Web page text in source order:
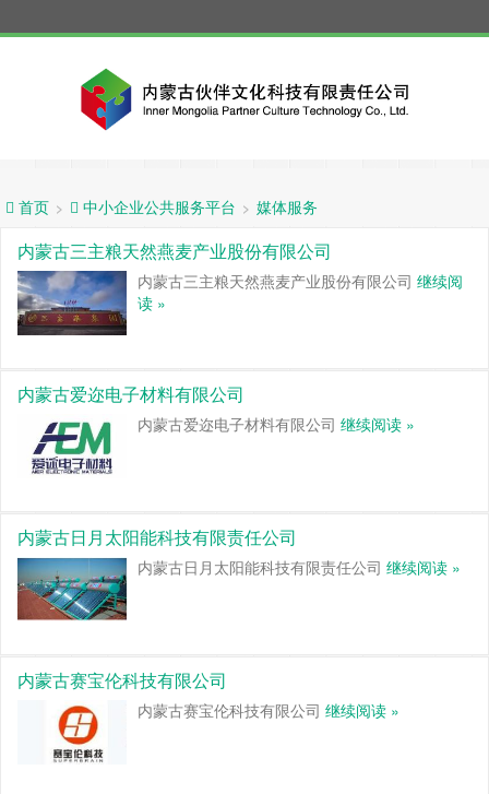
首页 > 中小企业公共服务平台 > 媒体服务
内蒙古三主粮天然燕麦产业股份有限公司
内蒙古三主粮天然燕麦产业股份有限公司 继续阅
读 »
内蒙古爱迩电子材料有限公司
内蒙古爱迩电子材料有限公司 继续阅读 »
内蒙古日月太阳能科技有限责任公司
内蒙古日月太阳能科技有限责任公司 继续阅读 »
内蒙古赛宝伦科技有限公司
内蒙古赛宝伦科技有限公司 继续阅读 »